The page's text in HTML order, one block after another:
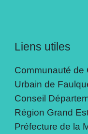
Liens utiles
Communauté de
Urbain de
Conseil
Région Grand
Préfecture de la